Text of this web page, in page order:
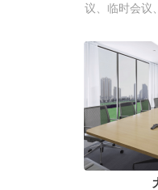
议、临时会议